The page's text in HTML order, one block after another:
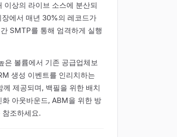
상의 라이브 소스에 분산되
에서 매년 30%의 레코드가
SMTP를 통해 엄격하게 실행
은 볼륨에서 기존 공급업체보
생성 이벤트를 인리치하는
제공되며, 백필을 위한 배치
아웃바운드, ABM을 위한 방
참조하세요.